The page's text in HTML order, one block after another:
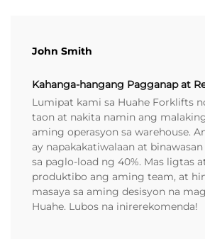
John Smith
Kahanga-hangang Pagganap at
Lumipat kami sa Huahe Forklifts
taon at nakita namin ang
aming operasyon sa warehouse.
ay napakakatiwalaan at
sa paglo-load ng 40%. Mas ligtas
produktibo ang aming team, at
masaya sa aming desisyon na
Huahe. Lubos na inirerekomenda!